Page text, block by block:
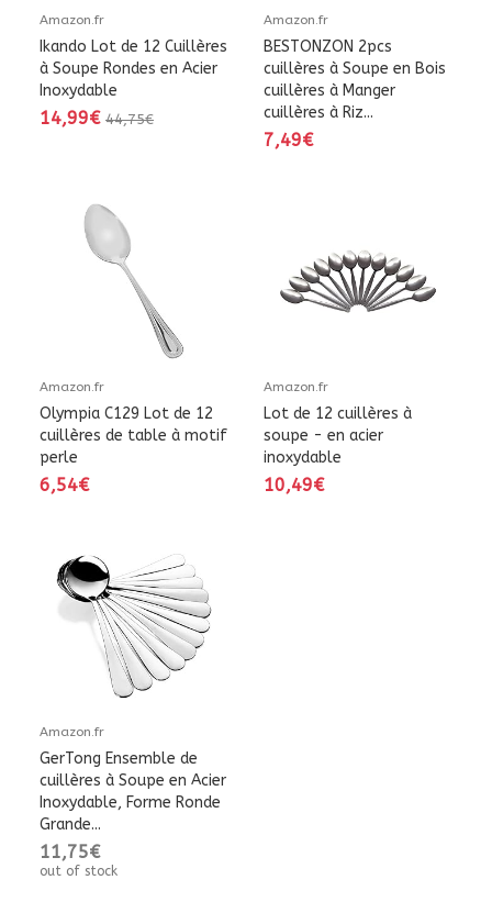
Amazon.fr
Ikando Lot de 12 Cuillères
à Soupe Rondes en Acier
Inoxydable
14,99€ 44,75€
Amazon.fr
BESTONZON 2pcs
cuillères à Soupe en Bois
cuillères à Manger
cuillères à Riz...
7,49€
Amazon.fr
Olympia C129 Lot de 12
cuillères de table à motif
perle
6,54€
Amazon.fr
Lot de 12 cuillères à
soupe - en acier
inoxydable
10,49€
Amazon.fr
GerTong Ensemble de
cuillères à Soupe en Acier
Inoxydable, Forme Ronde
Grande...
11,75€
out of stock